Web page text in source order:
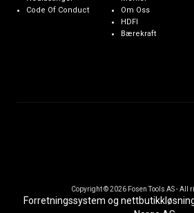
Code Of Conduct
Om Oss
HDFI
Bærekraft
Copyright © 2026 Fosen Tools AS - All
Forretningssystem og